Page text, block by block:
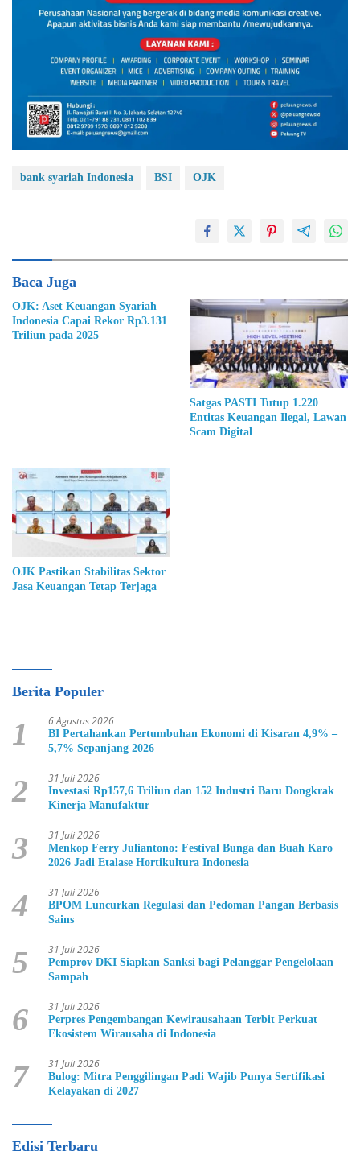
bank syariah Indonesia BSI OJK
Baca Juga
OJK: Aset Keuangan Syariah
Indonesia Capai Rekor Rp3.131
Triliun pada 2025
Satgas PASTI Tutup 1.220
Entitas Keuangan Ilegal, Lawan
Scam Digital
OJK Pastikan Stabilitas Sektor
Jasa Keuangan Tetap Terjaga
Berita Populer
1 6 Agustus 2026
BI Pertahankan Pertumbuhan Ekonomi di Kisaran 4,9% –
5,7% Sepanjang 2026
2 31 Juli 2026
Investasi Rp157,6 Triliun dan 152 Industri Baru Dongkrak
Kinerja Manufaktur
3 31 Juli 2026
Menkop Ferry Juliantono: Festival Bunga dan Buah Karo
2026 Jadi Etalase Hortikultura Indonesia
4 31 Juli 2026
BPOM Luncurkan Regulasi dan Pedoman Pangan Berbasis
Sains
5 31 Juli 2026
Pemprov DKI Siapkan Sanksi bagi Pelanggar Pengelolaan
Sampah
6 31 Juli 2026
Perpres Pengembangan Kewirausahaan Terbit Perkuat
Ekosistem Wirausaha di Indonesia
7 31 Juli 2026
Bulog: Mitra Penggilingan Padi Wajib Punya Sertifikasi
Kelayakan di 2027
Edisi Terbaru